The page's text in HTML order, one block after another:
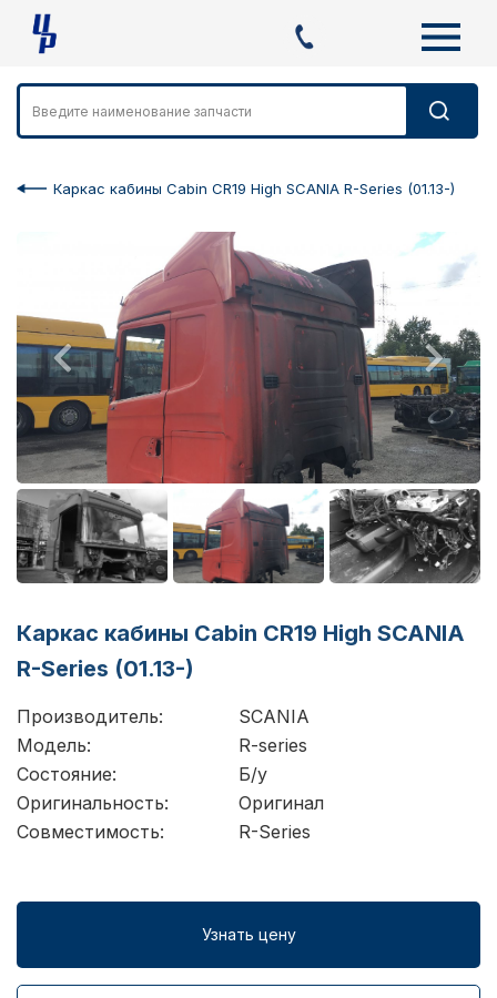
Каркас кабины Cabin CR19 High SCANIA R-Series (01.13-)
Каркас кабины Cabin CR19 High SCANIA
R-Series (01.13-)
Производитель:
SCANIA
Модель:
R-series
Состояние:
Б/у
Оригинальность:
Оригинал
Совместимость:
R-Series
Узнать цену